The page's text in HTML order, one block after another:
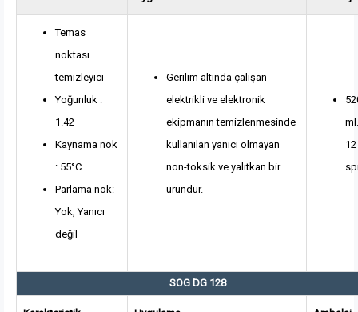
Temas
noktası
temizleyici
Yoğunluk :
1.42
Kaynama nok
: 55°C
Parlama nok:
Yok, Yanıcı
değil
Gerilim altında çalışan
elektrikli ve elektronik
ekipmanın temizlenmesinde
kullanılan yanıcı olmayan
non-toksik ve yalıtkan bir
üründür.
12
SOG DG 128